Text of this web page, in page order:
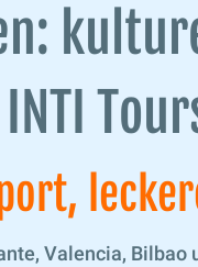
Valencia, Bilbao